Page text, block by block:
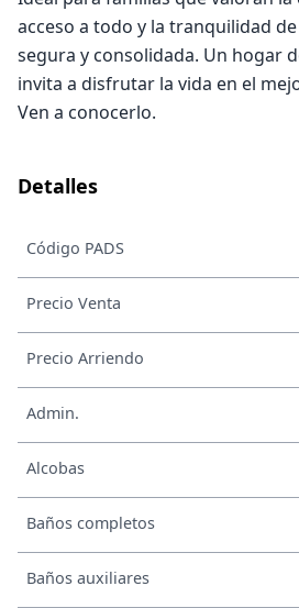
acceso a todo y la tranquilidad
segura y consolidada. Un hogar
invita a disfrutar la vida en el
Ven a conocerlo.
Detalles
Código PADS
Precio Venta
Precio Arriendo
Admin.
Alcobas
Baños completos
Baños auxiliares